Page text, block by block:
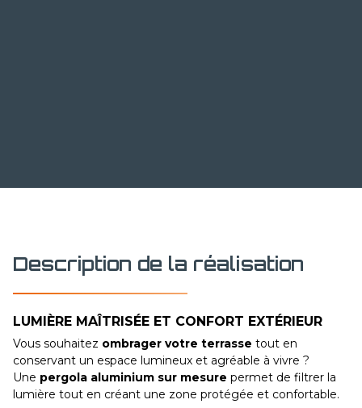
Description de la réalisation
LUMIÈRE MAÎTRISÉE ET CONFORT EXTÉRIEUR
Vous souhaitez ombrager votre terrasse tout en
conservant un espace lumineux et agréable à vivre ?
Une pergola aluminium sur mesure permet de filtrer la
lumière tout en créant une zone protégée et confortable.